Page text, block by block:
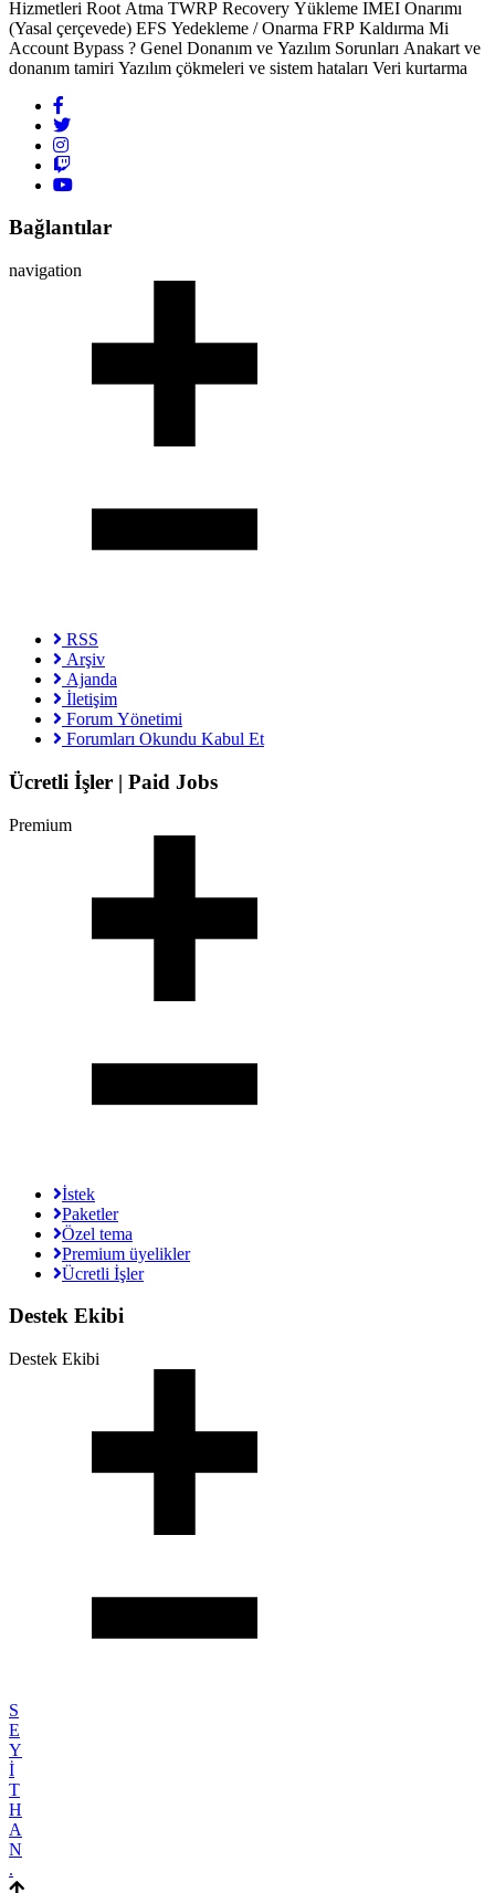
Hizmetleri Root Atma TWRP Recovery Yükleme IMEI Onarımı
(Yasal çerçevede) EFS Yedekleme / Onarma FRP Kaldırma Mi
Account Bypass ? Genel Donanım ve Yazılım Sorunları Anakart ve
donanım tamiri Yazılım çökmeleri ve sistem hataları Veri kurtarma
Bağlantılar
navigation
RSS
Arşiv
Ajanda
İletişim
Forum Yönetimi
Forumları Okundu Kabul Et
Ücretli İşler | Paid Jobs
Premium
İstek
Paketler
Özel tema
Premium üyelikler
Ücretli İşler
Destek Ekibi
Destek Ekibi
S
E
Y
İ
T
H
A
N
.